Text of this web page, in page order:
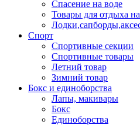
Спасение на воде
Товары для отдыха
Спорт
Спортивные секции
Спортивные товары
Летний товар
Зимний товар
Бокс и единоборства
Лапы, макивары
Бокс
Единоборства